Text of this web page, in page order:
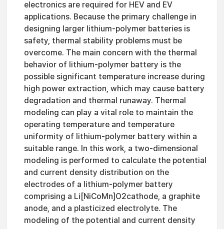
electronics are required for HEV and EV
applications. Because the primary challenge in
designing larger lithium-polymer batteries is
safety, thermal stability problems must be
overcome. The main concern with the thermal
behavior of lithium-polymer battery is the
possible significant temperature increase during
high power extraction, which may cause battery
degradation and thermal runaway. Thermal
modeling can play a vital role to maintain the
operating temperature and temperature
uniformity of lithium-polymer battery within a
suitable range. In this work, a two-dimensional
modeling is performed to calculate the potential
and current density distribution on the
electrodes of a lithium-polymer battery
comprising a Li[NiCoMn]O2cathode, a graphite
anode, and a plasticized electrolyte. The
modeling of the potential and current density